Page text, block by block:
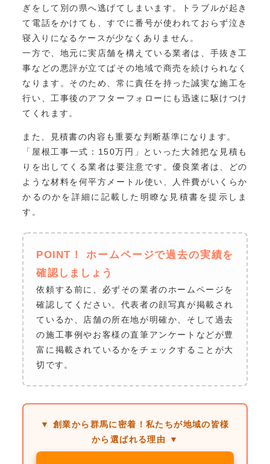
ぎをして別の県へ逃げてしまいます。トラブルが起き
て電話をかけても、すでに番号が使われておらず泣き
寝入りになるケースが少なくありません。
一方で、地元に実店舗を構えている業者は、手抜き工
事などの悪評が立てばその地域で商売を続けられなく
なります。そのため、常に責任を持った誠実な施工を
行い、工事後のアフターフォローにも迅速に駆けつけ
てくれます。
また、見積書の内容も重要な判断基準になります。
「屋根工事一式：150万円」といった大雑把な見積も
りを出してくる業者は要注意です。優良業者は、どの
ような材料を何平方メートル使い、人件費がいくらか
かるのかを詳細に記載した明瞭な見積書を提示しま
す。
POINT！ ホームページで過去の実績を
確認しましょう
依頼する前に、必ずその業者のホームページを
確認してください。代表者の顔写真が掲載され
ているか、店舗の所在地が明確か、そして過去
の施工事例やお客様の直筆アンケートなどが豊
富に掲載されているかをチェックすることが大
切です。
▼ 創業から群馬に密着！私たちが地域の皆様
から選ばれる理由 ▼